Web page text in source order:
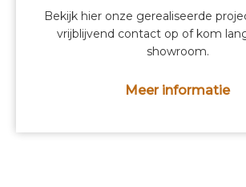
Bekijk hier onze gerealiseerde
vrijblijvend contact op of kom
showroom.
Meer informatie